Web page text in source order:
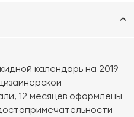
календарь на 2019
12 месяцев оформлены